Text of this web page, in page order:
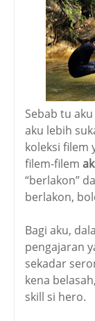
Sebab tu
aku lebih
koleksi filem
filem-filem
“berlakon”
berlakon,
Bagi aku,
pengajaran
sekadar
kena
skill si hero.